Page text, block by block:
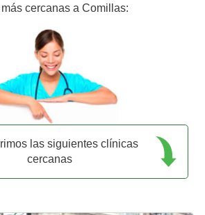
más cercanas a Comillas:
las siguientes clínicas
cercanas